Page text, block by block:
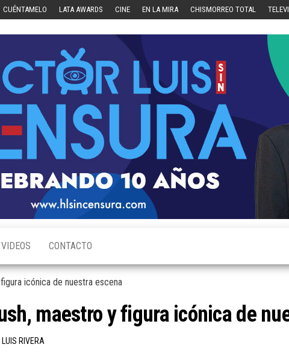
CUÉNTAMELO LATA AWARDS CINE EN LA MIRA CHISMORREO TOTAL
VIDEOS CONTACTO
maestro y figura icónica de
LUIS RIVERA